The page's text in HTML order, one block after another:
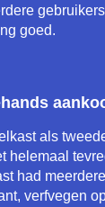
goed.
als
helemaal
had
verfvegen